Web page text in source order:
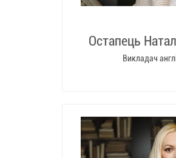
Остапець
Викладач